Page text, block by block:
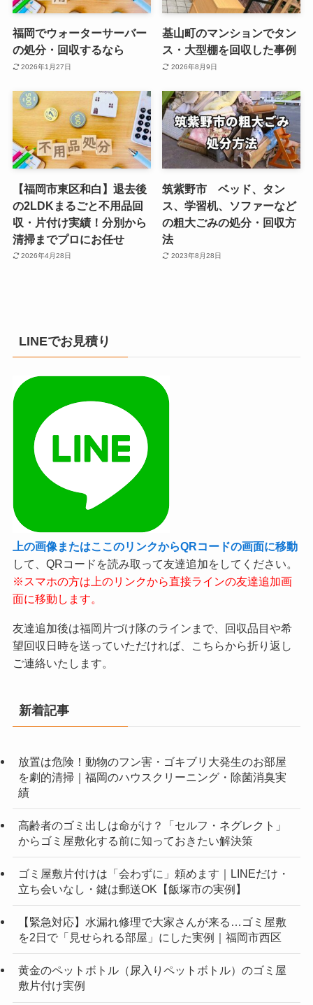
福岡でウォーターサーバー
の処分・回収するなら
2026年1月27日
基山町のマンションでタン
ス・大型棚を回収した事例
2026年8月9日
【福岡市東区和白】退去後
の2LDKまるごと不用品回
収・片付け実績！分別から
清掃までプロにお任せ
2026年4月28日
筑紫野市 ベッド、タン
ス、学習机、ソファーなど
の粗大ごみの処分・回収方
法
2023年8月28日
LINEでお見積り
上の画像またはここのリンクからQRコードの画面に移動
して、QRコードを読み取って友達追加をしてください。
※スマホの方は上のリンクから直接ラインの友達追加画
面に移動します。
友達追加後は福岡片づけ隊のラインまで、回収品目や希
望回収日時を送っていただければ、こちらから折り返し
ご連絡いたします。
新着記事
放置は危険！動物のフン害・ゴキブリ大発生のお部屋
を劇的清掃｜福岡のハウスクリーニング・除菌消臭実
績
高齢者のゴミ出しは命がけ？「セルフ・ネグレクト」
からゴミ屋敷化する前に知っておきたい解決策
ゴミ屋敷片付けは「会わずに」頼めます｜LINEだけ・
立ち会いなし・鍵は郵送OK【飯塚市の実例】
【緊急対応】水漏れ修理で大家さんが来る…ゴミ屋敷
を2日で「見せられる部屋」にした実例｜福岡市西区
黄金のペットボトル（尿入りペットボトル）のゴミ屋
敷片付け実例